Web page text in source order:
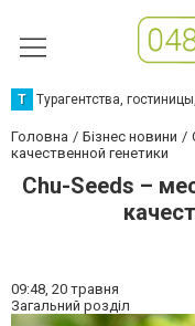
Т Турагентства,
Головна Бізнес новини
качественной генетики
Chu-Seeds –
09:48, 20 травня
Загальний розділ